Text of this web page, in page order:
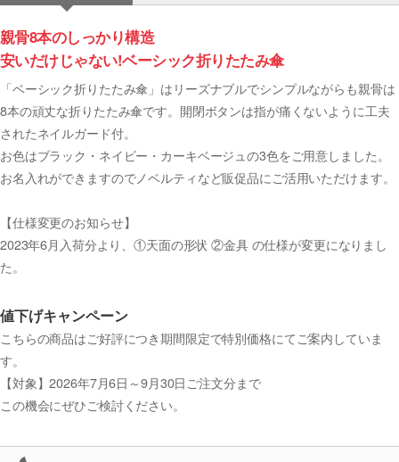
親骨8本のしっかり構造
安いだけじゃない!ベーシック折りたたみ傘
「ベーシック折りたたみ傘」はリーズナブルでシンプルながらも親骨は
8本の頑丈な折りたたみ傘です。開閉ボタンは指が痛くないように工夫
されたネイルガード付。
お色はブラック・ネイビー・カーキベージュの3色をご用意しました。
お名入れができますのでノベルティなど販促品にご活用いただけます。
【仕様変更のお知らせ】
2023年6月入荷分より、①天面の形状 ②金具 の仕様が変更になりまし
た。
値下げキャンペーン
こちらの商品はご好評につき期間限定で特別価格にてご案内していま
す。
【対象】2026年7月6日～9月30日ご注文分まで
この機会にぜひご検討ください。